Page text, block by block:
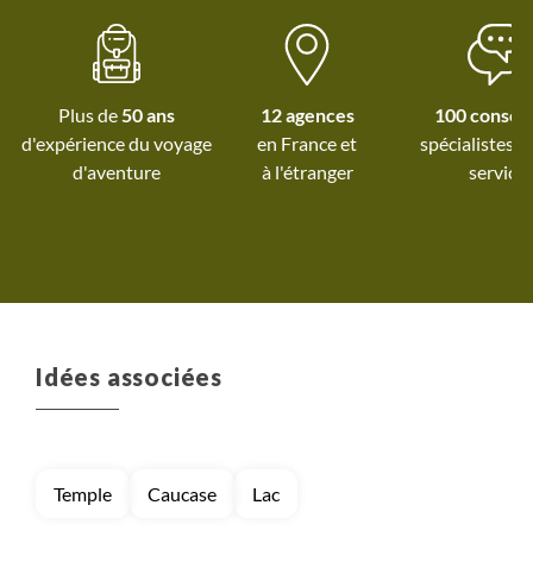
tables hyper conviviales.
L'équipe sur place était au
tous pour leur acceuil, leur
professionalisme et leur
sourire !
Plus de50 ans
d'expérience du voyage
d'aventure
12 agences
à l'étranger
100
spécialistes
service
Idées associées
Temple Caucase Lac